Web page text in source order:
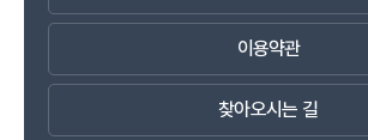
이용약관
찾아오시는 길